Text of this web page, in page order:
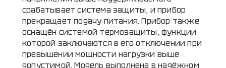
срабатывает система защиты, и прибор
прекращает подачу питания. Прибор также
оснащён системой термозащиты, функции
которой заключаются в его отключении при
превышении мощности нагрузки выше
допустимой. Модель выполнена в надёжном